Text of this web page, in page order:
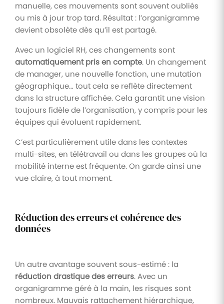
manuelle, ces mouvements sont souvent oubliés
ou mis à jour trop tard. Résultat : l’organigramme
devient obsolète dès qu’il est partagé.
Avec un logiciel RH, ces changements sont
automatiquement pris en compte. Un changement
de manager, une nouvelle fonction, une mutation
géographique… tout cela se reflète directement
dans la structure affichée. Cela garantit une vision
toujours fidèle de l’organisation, y compris pour les
équipes qui évoluent rapidement.
C’est particulièrement utile dans les contextes
multi-sites, en télétravail ou dans les groupes où la
mobilité interne est fréquente. On garde ainsi une
vue claire, à tout moment.
Réduction des erreurs et cohérence des
données
Un autre avantage souvent sous-estimé : la
réduction drastique des erreurs. Avec un
organigramme géré à la main, les risques sont
nombreux. Mauvais rattachement hiérarchique,